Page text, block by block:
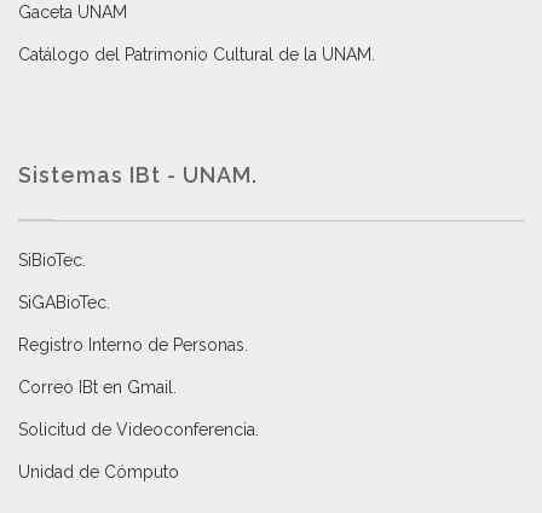
Gaceta UNAM
Catálogo del Patrimonio Cultural de la UNAM.
Sistemas IBt - UNAM.
SiBioTec
SiGABioTec.
Registro Interno de Personas
Correo IBt en Gmail
Solicitud de Videoconferencia.
Unidad de Cómputo